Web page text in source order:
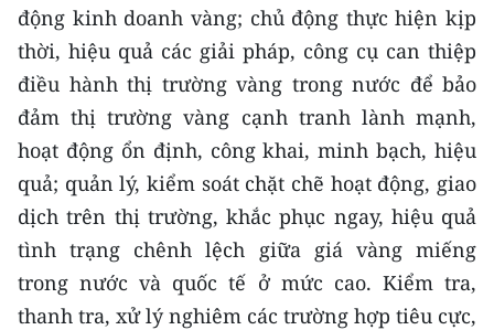
động kinh doanh vàng; chủ động thực hiện kịp
thời, hiệu quả các giải pháp, công cụ can thiệp
điều hành thị trường vàng trong nước để bảo
đảm thị trường vàng cạnh tranh lành mạnh,
hoạt động ổn định, công khai, minh bạch, hiệu
quả; quản lý, kiểm soát chặt chẽ hoạt động, giao
dịch trên thị trường, khắc phục ngay, hiệu quả
tình trạng chênh lệch giữa giá vàng miếng
trong nước và quốc tế ở mức cao. Kiểm tra,
thanh tra, xử lý nghiêm các trường hợp tiêu cực,